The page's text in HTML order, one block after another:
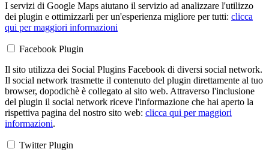
I servizi di Google Maps aiutano il servizio ad analizzare l'utilizzo
dei plugin e ottimizzarli per un'esperienza migliore per tutti: clicca
qui per maggiori informazioni
Facebook Plugin
Il sito utilizza dei Social Plugins Facebook di diversi social network.
Il social network trasmette il contenuto del plugin direttamente al tuo
browser, dopodichè è collegato al sito web. Attraverso l'inclusione
del plugin il social network riceve l'informazione che hai aperto la
rispettiva pagina del nostro sito web: clicca qui per maggiori
informazioni.
Twitter Plugin